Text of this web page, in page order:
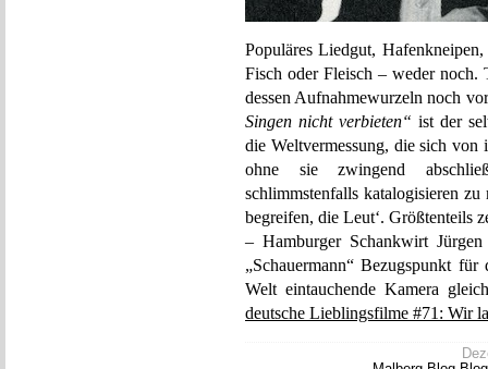
Populäres Liedgut,
Fisch oder Fleisch – weder noch.
dessen Aufnahmewurzeln noch
Singen nicht verbieten“ ist der
die Weltvermessung, die sich von
ohne sie zwingend
schlimmstenfalls katalogisieren
begreifen, die Leut‘. Größtenteils
– Hamburger Schankwirt
„Schauermann“ Bezugspunkt
Welt eintauchende Kamera
deutsche Lieblingsfilme #71: Wir